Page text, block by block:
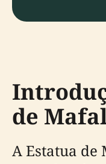
de
A Estatua de